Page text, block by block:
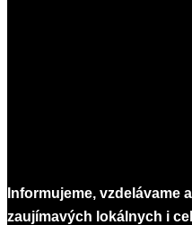
Informujeme, vzdelávame
zaujímavých lokálnych i